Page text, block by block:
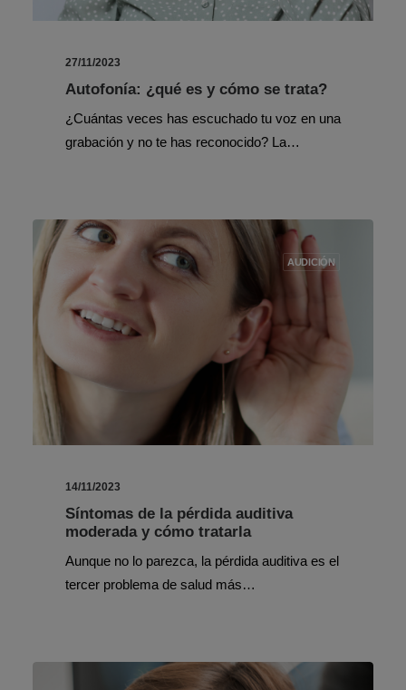
27/11/2023
Autofonía: ¿qué es y cómo se trata?
¿Cuántas veces has escuchado tu voz en una
grabación y no te has reconocido? La…
AUDICIÓN
14/11/2023
Síntomas de la pérdida auditiva
moderada y cómo tratarla
Aunque no lo parezca, la pérdida auditiva es el
tercer problema de salud más…